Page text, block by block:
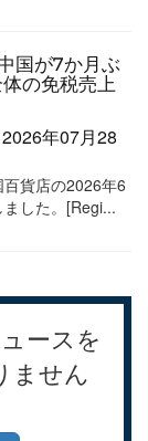
国が7か月ぶ
の免税売上
2026年07月28
貨店の2026年6
した。[Regi...
ースを
ません